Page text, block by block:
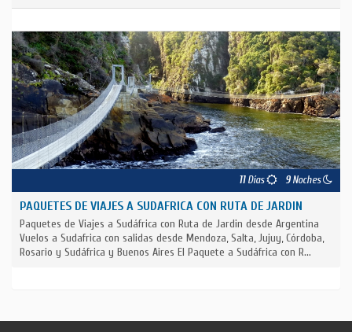
11Días 9Noches
PAQUETES DE VIAJES A SUDAFRICA CON RUTA DE JARDIN
Paquetes de Viajes a Sudáfrica con Ruta de Jardin desde Argentina
Vuelos a Sudafrica con salidas desde Mendoza, Salta, Jujuy, Córdoba,
Rosario y Sudáfrica y Buenos Aires El Paquete a Sudáfrica con R...